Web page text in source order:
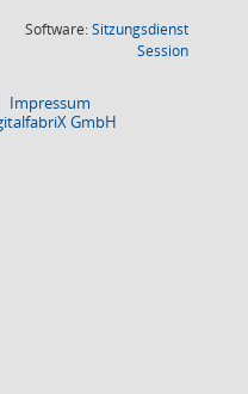
Software:Sitzungsdienst
Session(Wird in
Impressum
GmbH